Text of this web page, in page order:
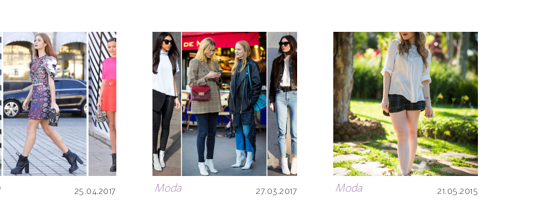
25.04.2017 Moda 27.03.2017 Moda 21.05.2015